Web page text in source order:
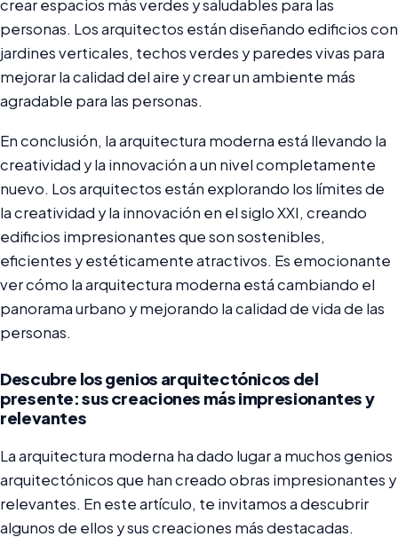
crear espacios más verdes y saludables para las
personas. Los arquitectos están diseñando edificios con
jardines verticales, techos verdes y paredes vivas para
mejorar la calidad del aire y crear un ambiente más
agradable para las personas.
En conclusión, la arquitectura moderna está llevando la
creatividad y la innovación a un nivel completamente
nuevo. Los arquitectos están explorando los límites de
la creatividad y la innovación en el siglo XXI, creando
edificios impresionantes que son sostenibles,
eficientes y estéticamente atractivos. Es emocionante
ver cómo la arquitectura moderna está cambiando el
panorama urbano y mejorando la calidad de vida de las
personas.
Descubre los genios arquitectónicos del
presente: sus creaciones más impresionantes y
relevantes
La arquitectura moderna ha dado lugar a muchos genios
arquitectónicos que han creado obras impresionantes y
relevantes. En este artículo, te invitamos a descubrir
algunos de ellos y sus creaciones más destacadas.